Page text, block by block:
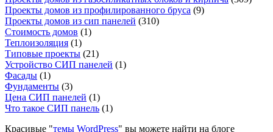
Проекты домов из профилированного бруса (9)
Проекты домов из сип панелей (310)
Стоимость домов (1)
Теплоизоляция (1)
Типовые проекты (21)
Устройство СИП панелей (1)
Фасады (1)
Фундаменты (3)
Цена СИП панелей (1)
Что такое СИП панель (1)
Красивые "темы WordPress" вы можете найти на блоге